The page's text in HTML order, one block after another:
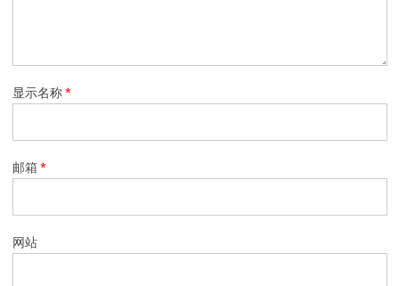
显示名称*
邮箱*
网站